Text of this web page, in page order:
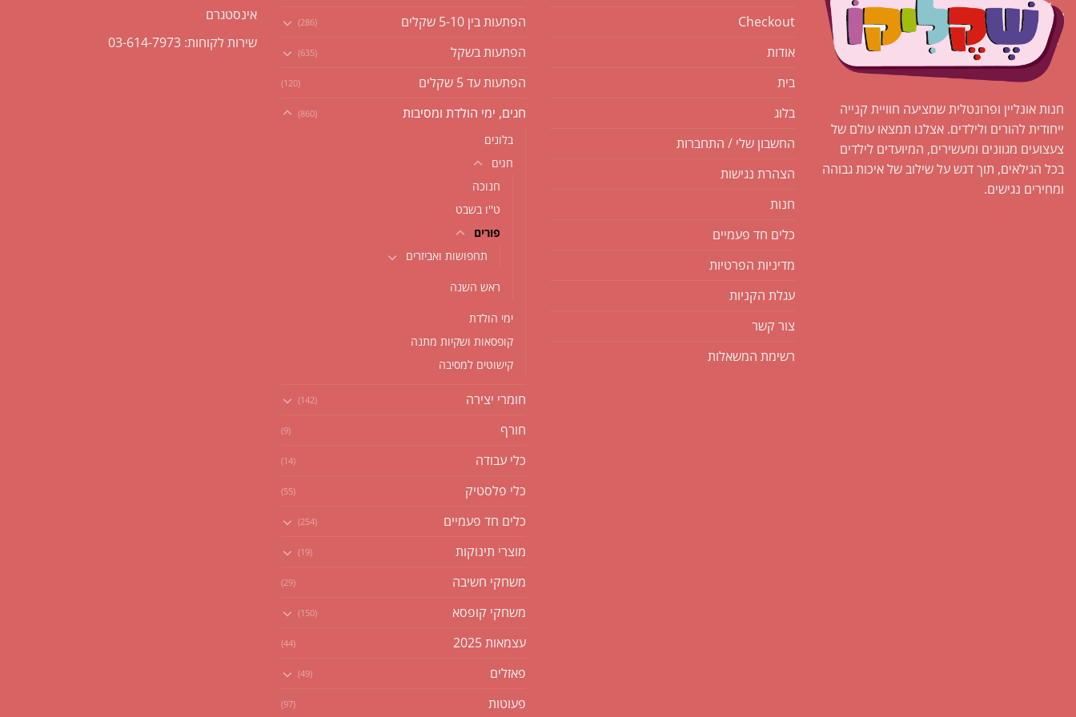
חנות אונליין ופרונטלית שמציעה חוויית קנייה
ייחודית להורים ולילדים. אצלנו תמצאו עולם של
צעצועים מגוונים ומעשירים, המיועדים לילדים
בכל הגילאים, תוך דגש על שילוב של איכות גבוהה
ומחירים נגישים.
Checkout
אודות
בית
בלוג
החשבון שלי / התחברות
הצהרת נגישות
חנות
כלים חד פעמיים
מדיניות הפרטיות
עגלת הקניות
צור קשר
רשימת המשאלות
הפתעות בין 5-10 שקלים (286)
הפתעות בשקל (635)
הפתעות עד 5 שקלים (120)
חגים, ימי הולדת ומסיבות (860)
בלונים
חגים
חנוכה
ט''ו בשבט
פורים
תחפושות ואביזרים
ראש השנה
ימי הולדת
קופסאות ושקיות מתנה
קישוטים למסיבה
חומרי יצירה (142)
חורף (9)
כלי עבודה (14)
כלי פלסטיק (55)
כלים חד פעמיים (254)
מוצרי תינוקות (19)
משחקי חשיבה (29)
משחקי קופסא (150)
עצמאות 2025 (44)
פאזלים (49)
פעוטות (97)
אינסטגרם
שירות לקוחות: 03-614-7973